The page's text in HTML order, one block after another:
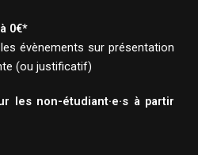
0€*
évènements sur présentation
(ou justificatif)
les non-étudiant·e·s à partir